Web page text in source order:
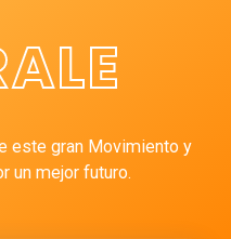
este gran Movimiento y
un mejor futuro.